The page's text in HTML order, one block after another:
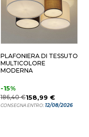
PLAFONIERA DI TESSUTO
MULTICOLORE
MODERNA
-15%
186,40 €158,99 €
CONSEGNA ENTRO:12/08/2026